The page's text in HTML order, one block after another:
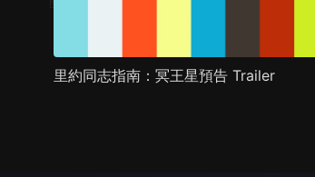
里約同志指南：冥王星預告 Trailer